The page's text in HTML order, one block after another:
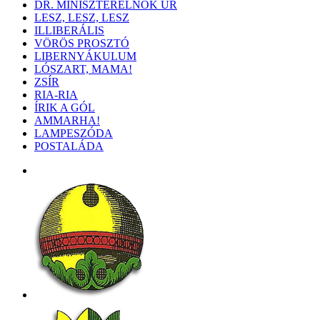
DR. MINISZTERELNÖK ÚR
LESZ, LESZ, LESZ
ILLIBERÁLIS
VÖRÖS PROSZTÓ
LIBERNYÁKULUM
LÓSZART, MAMA!
ZSÍR
RIA-RIA
ÍRIK A GÓL
AMMARHA!
LAMPESZÓDA
POSTALÁDA